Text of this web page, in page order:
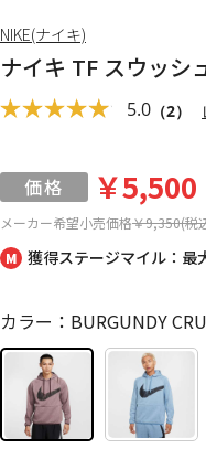
獲得ステージマイル：最
ナイキ TF スウッシ
5.0 （2）
メーカー希望小売価格￥9,350(税
￥5,500
カラー：BURGUNDY
NIKE(ナイキ)